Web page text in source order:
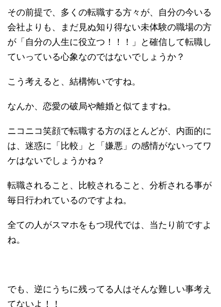
その前提で、多くの転職する方々が、自分の今いる
会社よりも、まだ見ぬ知り得ない未体験の職場の方
が「自分の人生に役立つ！！！」と確信して転職し
ていっている心象なのではないでしょうか？
こう考えると、結構怖いですね。
なんか、恋愛の破局や離婚と似てますね。
ニコニコ笑顔で転職する方のほとんどが、内面的に
は、迷惑に「比較」と「嫌悪」の感情がないってワ
ケはないでしょうかね？
転職されること、比較されること、分析される事が
毎日行われているのですよね。
全ての人がスマホをもつ現代では、当たり前ですよ
ね。
でも、逆にうちに残ってる人はそんな難しい事考え
てないよ！！